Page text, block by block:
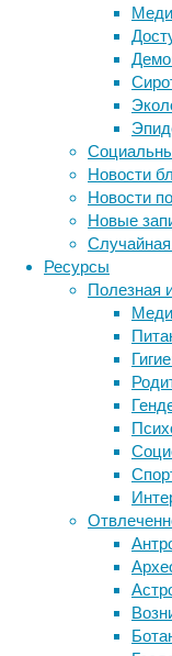
Новости
Новости
Новые
Ресурсы
Полезная
Ученые
из
Дании
провели
какая
доля
различий
в
вкусах
может
зависеть
от
Генетика
влияет
на
Метки
ДНК